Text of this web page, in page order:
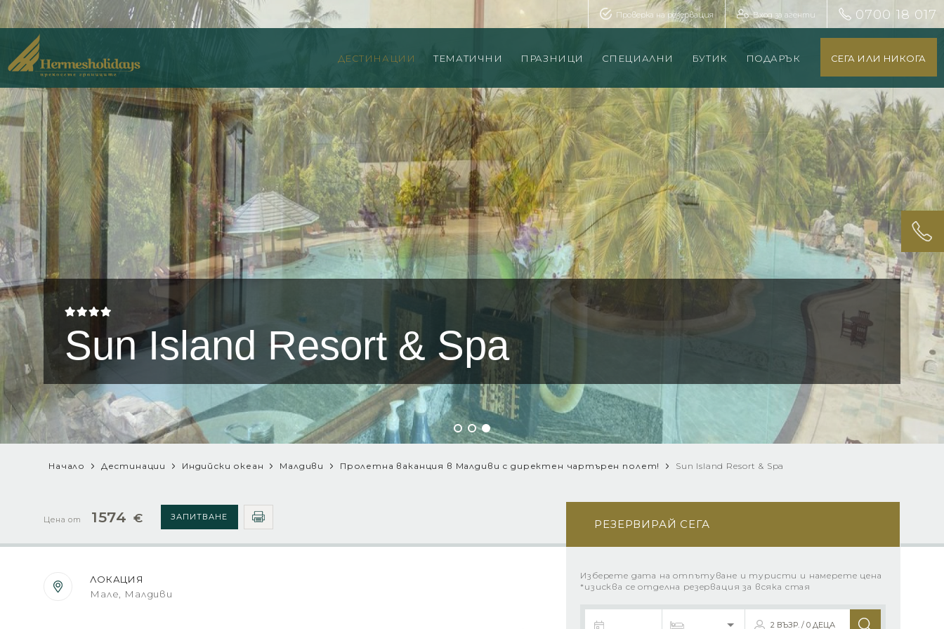
0700 18 017
Вход за агенти
Проверка на резервация
СЕГА ИЛИ НИКОГА
ДЕСТИНАЦИИ ТЕМАТИЧНИ ПРАЗНИЦИ СПЕЦИАЛНИ БУТИК ПОДАРЪК
Sun Island Resort & Spa
Начало Дестинации Индийски океан Малдиви Пролетна ваканция в Малдиви с директен чартърен полет! Sun Island Resort & Spa
Цена от 1574 € ЗАПИТВАНЕ
ЛОКАЦИЯ
Мале, Малдиви
РЕЗЕРВИРАЙ СЕГА
Изберете дата на отпътуване и туристи и намерете цена
*изисква се отделна резервация за всяка стая
2 ВЪЗР. / 0 ДЕЦА